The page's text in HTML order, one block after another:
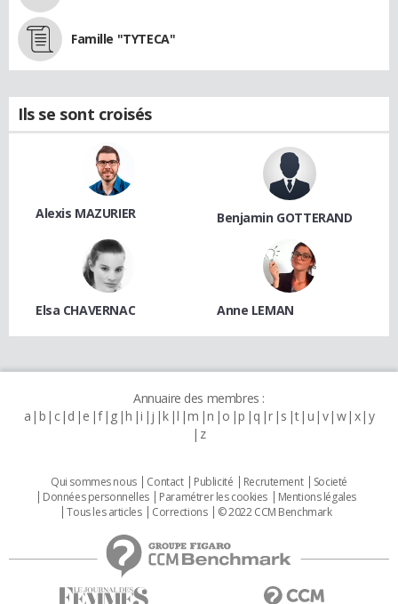
Famille "TYTECA"
Ils se sont croisés
Alexis MAZURIER Benjamin GOTTERAND
Elsa CHAVERNAC Anne LEMAN
Annuaire des membres :
a b c d e f g h i j k l m n o p q r s t u v w x y
z
Qui sommes nous Contact Publicité Recrutement
Societé
Données personnelles
Paramétrer les cookies
Mentions légales
Tous les articles
Corrections © 2022 CCM Benchmark